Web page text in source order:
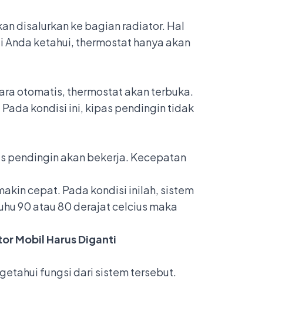
disalurkan ke bagian radiator. Hal
ketahui, thermostat hanya akan
otomatis, thermostat akan terbuka.
kondisi ini, kipas pendingin tidak
pendingin akan bekerja. Kecepatan
cepat. Pada kondisi inilah, sistem
90 atau 80 derajat celcius maka
Mobil Harus Diganti
fungsi dari sistem tersebut.